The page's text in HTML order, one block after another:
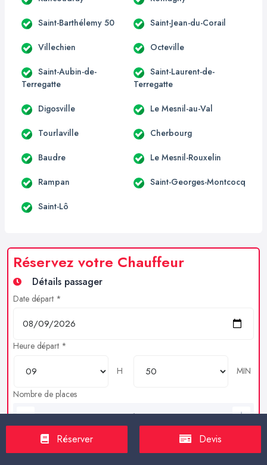
Saint-Barthélemy 50 Saint-Jean-du-Corail
Villechien Octeville
Saint-Aubin-de-
Terregatte
Saint-Laurent-de-
Terregatte
Digosville Le Mesnil-au-Val
Tourlaville Cherbourg
Baudre Le Mesnil-Rouxelin
Rampan Saint-Georges-Montcocq
Saint-Lô
Réservez votre Chauffeur
Détails passager
Date départ *
Heure départ *
H
MIN
Nombre de places
Bagages en soutes
Réserver Devis